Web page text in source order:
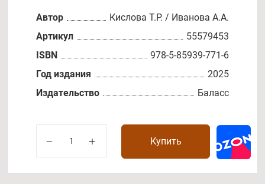
Автор
Кислова Т.Р. / Иванова А.А.
Артикул
55579453
ISBN
978-5-85939-771-6
Год издания
2025
Издательство
Баласс
Купить